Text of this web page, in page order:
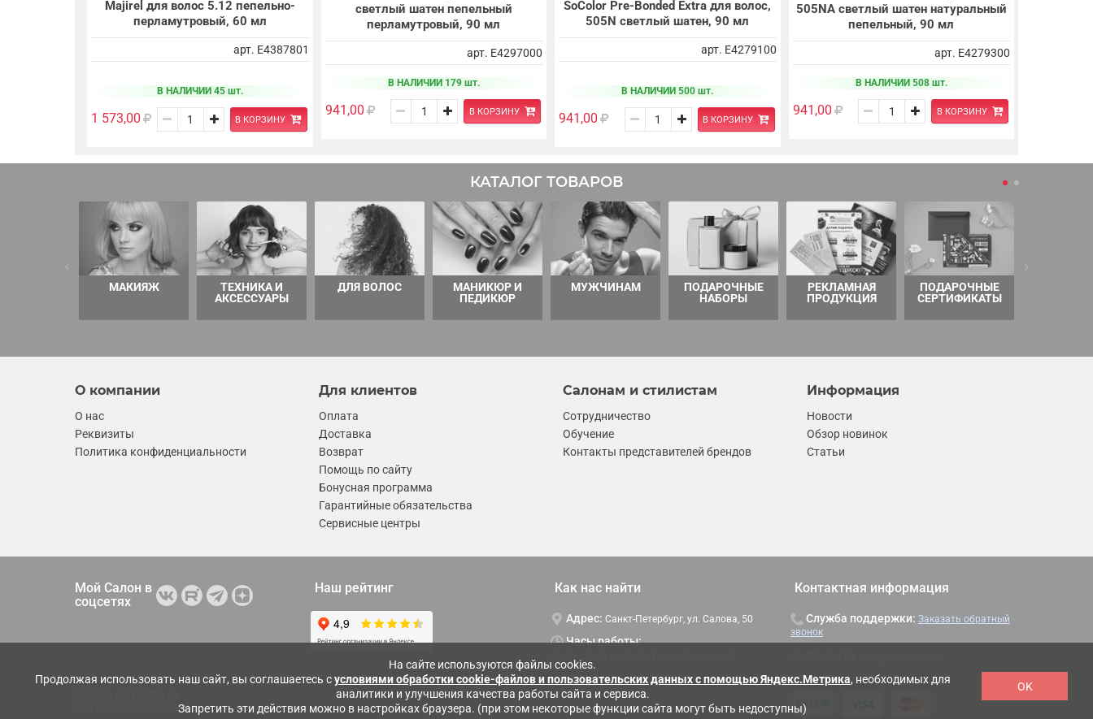
На сайте используются файлы cookies.
Продолжая использовать наш сайт, вы соглашаетесь сусловиями обработки cookie-файлов и пользовательских данных с помощью Яндекс.Метрика, необходимых для
аналитики и улучшения качества работы сайта и сервиса.
Запретить эти действия можно в настройках браузера. (при этом некоторые функции сайта могут быть недоступны)
OK
Majirel для волос 5.12 пепельно-
перламутровый, 60 мл
арт. E4387801
В НАЛИЧИИ 45 шт.
1 573,00 В КОРЗИНУ
светлый шатен пепельный
перламутровый, 90 мл
арт. E4297000
В НАЛИЧИИ 179 шт.
941,00 В КОРЗИНУ
SoColor Pre-Bonded Extra для волос,
505N светлый шатен, 90 мл
арт. E4279100
В НАЛИЧИИ 500 шт.
941,00 В КОРЗИНУ
505NA светлый шатен натуральный
пепельный, 90 мл
арт. E4279300
В НАЛИЧИИ 508 шт.
941,00 В КОРЗИНУ
КАТАЛОГ ТОВАРОВ
МАКИЯЖ
ТЕХНИКА И
АКСЕССУАРЫ
ДЛЯ ВОЛОС
МАНИКЮР И
ПЕДИКЮР
МУЖЧИНАМ
ПОДАРОЧНЫЕ
НАБОРЫ
РЕКЛАМНАЯ
ПРОДУКЦИЯ
ПОДАРОЧНЫЕ
СЕРТИФИКАТЫ
О компании
О нас
Реквизиты
Политика конфиденциальности
Для клиентов
Оплата
Доставка
Возврат
Помощь по сайту
Бонусная программа
Гарантийные обязательства
Сервисные центры
Салонам и стилистам
Сотрудничество
Обучение
Контакты представителей брендов
Информация
Новости
Обзор новинок
Статьи
Мой Салон в
соцсетях
Наш рейтинг Как нас найти
Адрес: Санкт-Петербург, ул. Салова, 50
Часы работы:
Контактная информация
Служба поддержки: Заказать обратный
звонок
Все права защищены